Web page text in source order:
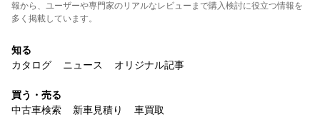
報から、ユーザーや専門家のリアルなレビューまで購入検討に役立つ情報を
多く掲載しています。
知る
カタログ
ニュース オリジナル記事
買う・売る
中古車検索
新車見積り 車買取